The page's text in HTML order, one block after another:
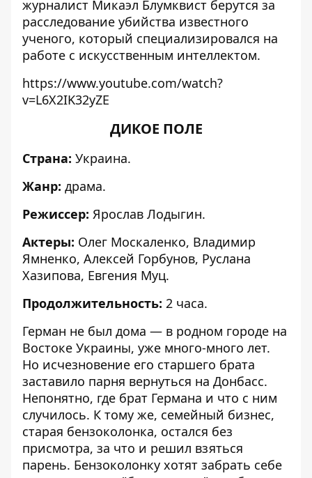
журналист Микаэл Блумквист берутся за
расследование убийства известного
ученого, который специализировался на
работе с искусственным интеллектом.
https://www.youtube.com/watch?
v=L6X2IK32yZE
ДИКОЕ ПОЛЕ
Страна: Украина.
Жанр: драма.
Режиссер: Ярослав Лодыгин.
Актеры: Олег Москаленко, Владимир
Ямненко, Алексей Горбунов, Руслана
Хазипова, Евгения Муц.
Продолжительность: 2 часа.
Герман не был дома — в родном городе на
Востоке Украины, уже много-много лет.
Но исчезновение его старшего брата
заставило парня вернуться на Донбасс.
Непонятно, где брат Германа и что с ним
случилось. К тому же, семейный бизнес,
старая бензоколонка, остался без
присмотра, за что и решил взяться
парень. Бензоколонку хотят забрать себе